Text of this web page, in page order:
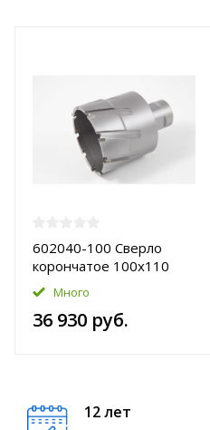
602040-100 Сверло
корончатое 100х110
T34 TCT-Pro
Много
36 930 руб.
12 лет